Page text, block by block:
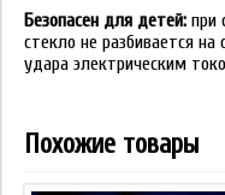
Безопасен для детей: при
стекло не разбивается
удара электрическим
Похожие товары